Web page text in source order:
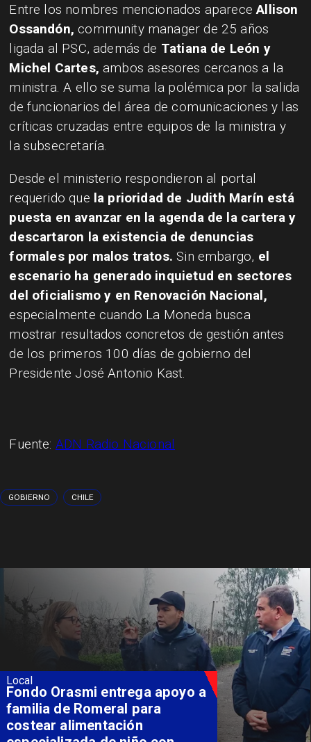
Entre los nombres mencionados apareceAllison
Ossandón,community manager de 25 años
ligada al PSC, además de Tatiana de León y
Michel Cartes, ambos asesores cercanos a la
ministra. A ello se suma la polémica por la salida
de funcionarios del área de comunicaciones y las
críticas cruzadas entre equipos de la ministra y
la subsecretaría.
Desde el ministerio respondieron al portal
requerido que la prioridad de Judith Marín está
puesta en avanzar en la agenda de la cartera y
descartaron la existencia de denuncias
formales por malos tratos.Sin embargo, el
escenario ha generado inquietud en sectores
del oficialismo y en Renovación Nacional,
especialmente cuando La Moneda busca
mostrar resultados concretos de gestión antes
de los primeros 100 días de gobierno del
Presidente José Antonio Kast.
Fuente: ADN Radio Nacional
GOBIERNO CHILE
Local
Fondo Orasmi entrega apoyo a
familia de Romeral para
costear alimentación